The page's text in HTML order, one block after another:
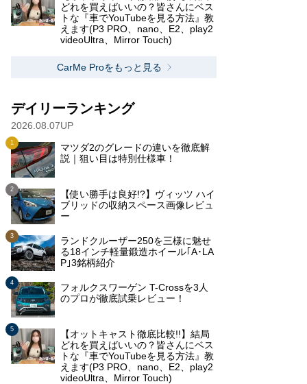
どれを買えばいいの？皆さんにベス
トな『車でYouTubeを見る方法』教
えます(P3 PRO、nano、E2、play2
videoUltra、Mirror Touch)
CarMe Proをもっと見る
デイリーランキング
2026.08.07UP
マツダ2のグレードの違いを徹底解
説｜狙い目は特別仕様車！
【使い勝手は良好!?】ヴィッツ ハイ
ブリッドの収納スペース画像レビュ
ー
ランドクルーザー250を三様に魅せ
る18インチ軽量鍛造ホイール｢A･LA
P｣3銘柄紹介
フォルクスワーゲン T-Crossを3人
のプロが徹底試乗レビュー！
【オットキャスト徹底比較!!】結局
どれを買えばいいの？皆さんにベス
トな『車でYouTubeを見る方法』教
えます(P3 PRO、nano、E2、play2
videoUltra、Mirror Touch)